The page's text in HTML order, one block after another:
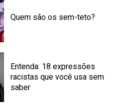
Quem são os sem-teto?
Entenda: 18 expressões
racistas que você usa sem
saber